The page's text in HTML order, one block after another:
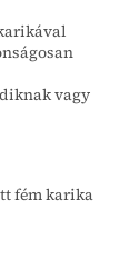
vagy
fém karika